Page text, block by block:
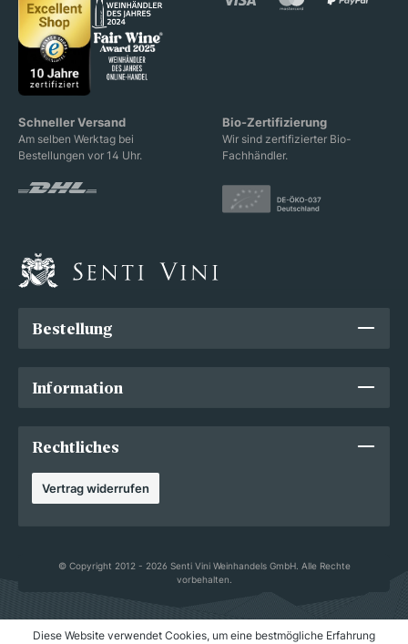
Schneller Versand
Am selben Werktag bei
Bestellungen vor 14 Uhr.
Bio-Zertifizierung
Wir sind zertifizierter Bio-
Fachhändler.
Bestellung
Information
Rechtliches
Vertrag widerrufen
© Copyright 2012 - 2026 Senti Vini Weinhandels GmbH. Alle Rechte
vorbehalten.
Diese Website verwendet Cookies, um eine bestmögliche Erfahrung